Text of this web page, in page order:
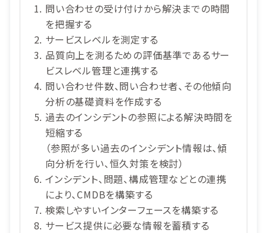
問い合わせの受け付けから解決までの時間
を把握する
サービスレベルを測定する
品質向上を測るための評価基準であるサー
ビスレベル管理と連携する
問い合わせ件数、問い合わせ者、その他傾向
分析の基礎資料を作成する
過去のインシデントの参照による解決時間を
短縮する
（参照が多い過去のインシデント情報は、傾
向分析を行い、恒久対策を検討）
インシデント、問題、構成管理などとの連携
により、CMDBを構築する
検索しやすいインターフェースを構築する
サービス提供に必要な情報を蓄積する